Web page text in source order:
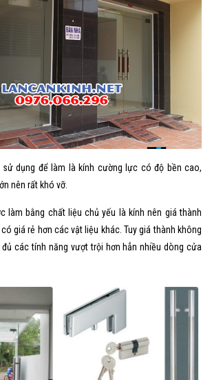
sử dụng để làm là kính cường lực có độ bền cao,
nên rất khó vỡ.
làm bằng chất liệu chủ yếu là kính nên giá thành
giá rẻ hơn các vật liệu khác. Tuy giá thành không
các tính năng vượt trội hơn hẳn nhiều dòng cửa